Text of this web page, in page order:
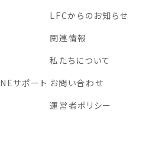
サポート
LFCからのお知らせ
関連情報
私たちについて
お問い合わせ
運営者ポリシー